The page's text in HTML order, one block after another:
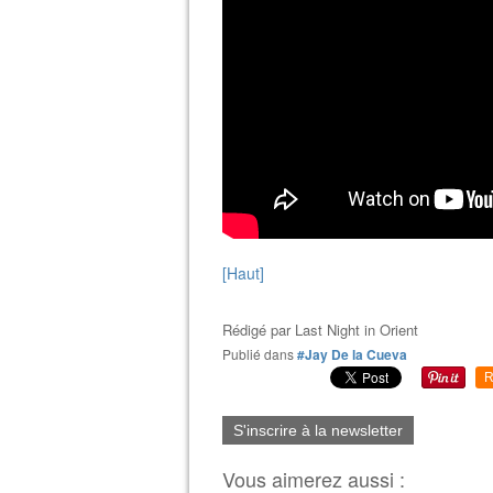
[Haut]
Rédigé par Last Night in Orient
Publié dans#Jay De la Cueva
S'inscrire à la newsletter
Vous aimerez aussi :